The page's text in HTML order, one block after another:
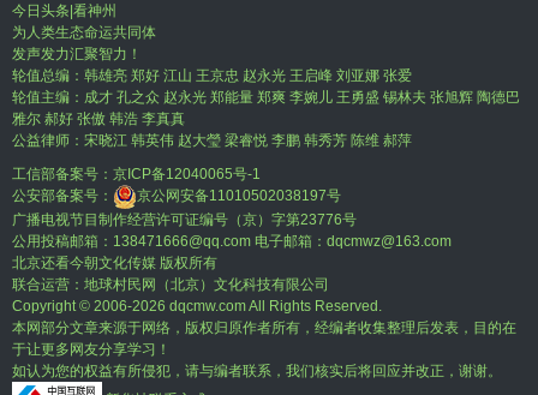
今日头条|看神州
为人类生态命运共同体
发声发力汇聚智力！
轮值总编：韩雄亮 郑好 江山 王京忠 赵永光 王启峰 刘亚娜 张爱
轮值主编：成才 孔之众 赵永光 郑能量 郑爽 李婉儿 王勇盛 锡林夫 张旭辉 陶德巴
雅尔 郝好 张傲 韩浩 李真真
公益律师：宋晓江 韩英伟 赵大瑩 梁睿悦 李鹏 韩秀芳 陈维 郝萍
工信部备案号： 京ICP备12040065号-1
公安部备案号：
京公网安备11010502038197号
广播电视节目制作经营许可证编号（京）字第23776号
公用投稿邮箱：138471666@qq.com 电子邮箱：dqcmwz@163.com
北京还看今朝文化传媒 版权所有
联合运营：地球村民网（北京）文化科技有限公司
Copyright © 2006-2026 dqcmw.com All Rights Reserved.
本网部分文章来源于网络，版权归原作者所有，经编者收集整理后发表，目的在
于让更多网友分享学习！
如认为您的权益有所侵犯，请与编者联系，我们核实后将回应并改正，谢谢。